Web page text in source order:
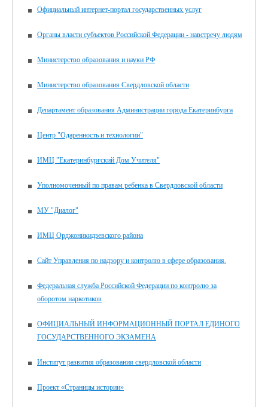
Официальный интернет-портал государственных услуг
Органы власти субъектов Российской Федерации - навстречу людям
Министерство образования и науки РФ
Министерство образования Свердловской области
Департамент образования Администрации города Екатеринбурга
Центр "Одаренность и технологии"
ИМЦ "Екатеринбургский Дом Учителя"
Уполномоченный по правам ребенка в Свердловской области
МУ "Диалог"
ИМЦ Орджоникидзевского района
Сайт Управления по надзору и контролю в сфере образования.
Федеральная служба Российской Федерации по контролю за
оборотом наркотиков
ОФИЦИАЛЬНЫЙ ИНФОРМАЦИОННЫЙ ПОРТАЛ ЕДИНОГО
ГОСУДАРСТВЕННОГО ЭКЗАМЕНА
Институт развития образования свердловской области
Проект «Страницы истории»